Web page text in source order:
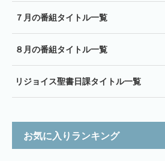
７月の番組タイトル一覧
８月の番組タイトル一覧
リジョイス聖書日課タイトル一覧
お気に入りランキング